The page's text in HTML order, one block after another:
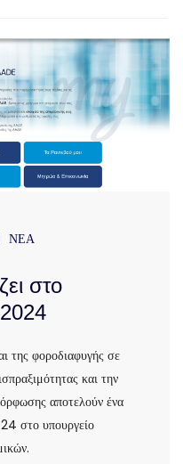
ΝΕΑ
στο
της φοροδιαφυγής σε
και την
αποτελούν ένα
στο υπουργείο